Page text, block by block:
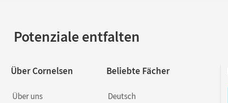
Potenziale entfalten
Über Cornelsen
Über uns
Beliebte Fächer
Deutsch